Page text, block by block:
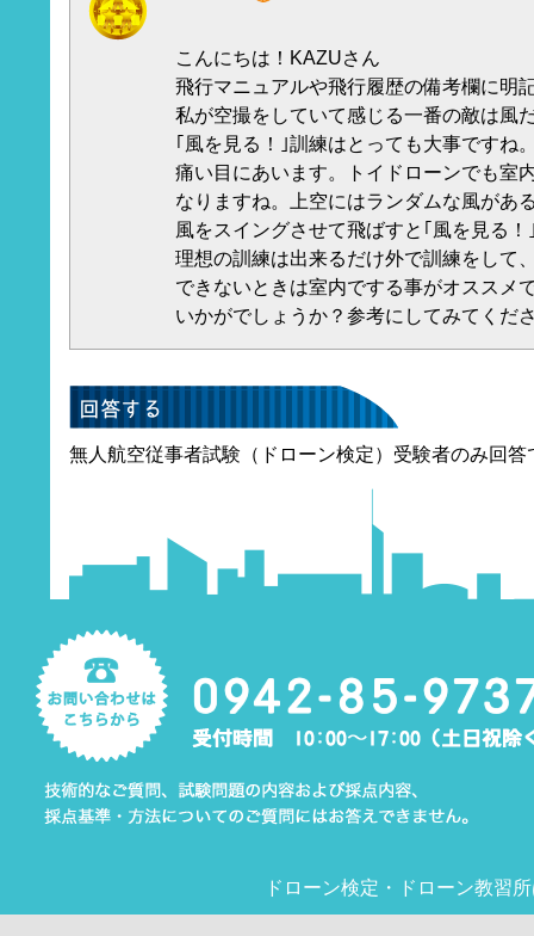
こんにちは！KAZUさん
飛行マニュアルや飛行履歴の備考欄に明
私が空撮をしていて感じる一番の敵は風
｢風を見る！｣訓練はとっても大事ですね
痛い目にあいます。トイドローンでも室
なりますね。上空にはランダムな風があ
風をスイングさせて飛ばすと｢風を見る
理想の訓練は出来るだけ外で訓練をして
できないときは室内でする事がオススメ
いかがでしょうか？参考にしてみてくだ
無人航空従事者試験（ドローン検定）受験者のみ回答
ドローン検定 ・ ドローン教習所